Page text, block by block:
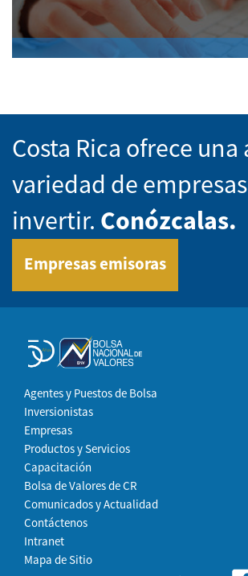
Costa Rica ofrece
variedad de
invertir. Conózcalas.
Empresas emisoras
Agentes y Puestos de Bolsa
Inversionistas
Empresas
Productos y Servicios
Capacitación
Bolsa de Valores de CR
Comunicados y Actualidad
Contáctenos
Intranet
Mapa de Sitio